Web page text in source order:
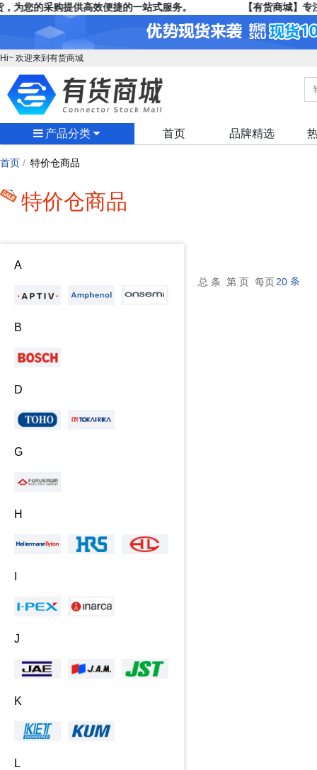
您的采购提供高效便捷的一站式服务。 【有货商城】专
Hi~ 欢迎来到有货商城
产品分类 首页 品牌精选
首页 / 特价仓商品
特价仓商品
A
B
D
G
H
J
K
L
总 条 第 页 每页20 条